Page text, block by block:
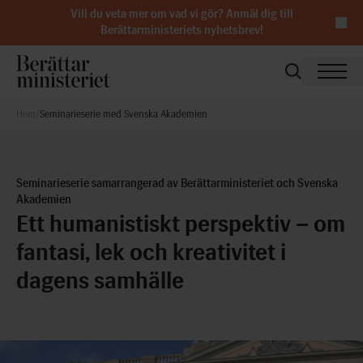
Vill du veta mer om vad vi gör? Anmäl dig till
Berättarministeriets nyhetsbrev!
Seminarieserie med Svenska Akademien
Seminarieserie samarrangerad av Berättarministeriet och Svenska
Akademien
Ett humanistiskt perspektiv – om
fantasi, lek och kreativitet i
dagens samhälle